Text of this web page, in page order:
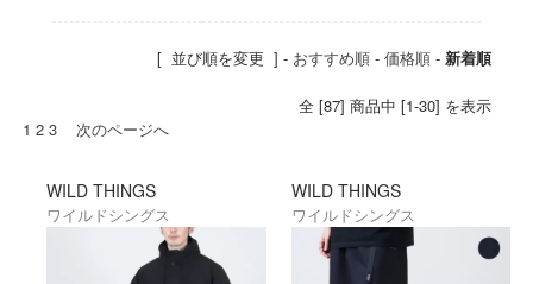
『Extreme Cold Weather Clothing
『Happy Suit』などの製品を提供するな
ど、新たな実績を積み上げていて、今な
ライミングまで幅広く、高性能なプロダク
トを生み続けています。
[ 並び順を変更 ] - おすすめ順 -価格順 -新着順
全 [87] 商品中 [1-30] を表示
1 2 3 次のページへ
WILD THINGS
ワイルドシングス
WILD THINGS
ワイルドシングス